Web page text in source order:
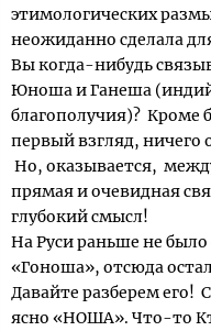
этимологических
неожиданно сделала
Вы когда-нибудь
Юноша и Ганеша
благополучия)? Кроме
первый взгляд, ничего
Но, оказывается,
прямая и очевидная
глубокий смысл!
На Руси раньше не
«Гоноша», отсюда
Давайте разберем его!
ясно «НОША». Что-то